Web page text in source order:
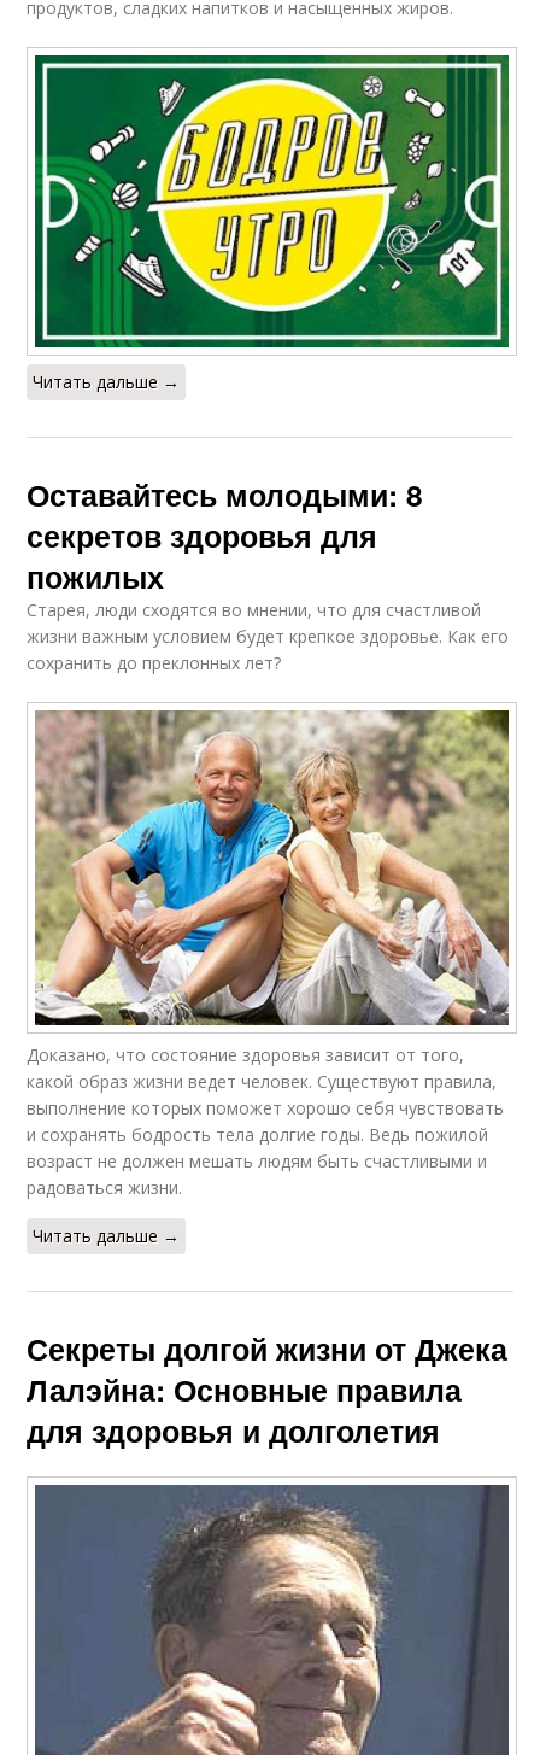
продуктов, сладких напитков и насыщенных жиров.
Читать дальше →
Оставайтесь молодыми: 8
секретов здоровья для
пожилых
Старея, люди сходятся во мнении, что для счастливой
жизни важным условием будет крепкое здоровье. Как его
сохранить до преклонных лет?
Доказано, что состояние здоровья зависит от того,
какой образ жизни ведет человек. Существуют правила,
выполнение которых поможет хорошо себя чувствовать
и сохранять бодрость тела долгие годы. Ведь пожилой
возраст не должен мешать людям быть счастливыми и
радоваться жизни.
Читать дальше →
Секреты долгой жизни от Джека
Лалэйна: Основные правила
для здоровья и долголетия